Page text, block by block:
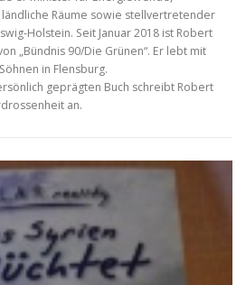
Räume sowie stellvertretender
Holstein. Seit Januar 2018 ist Robert
„Bündnis 90/Die Grünen“. Er lebt mit
in Flensburg.
geprägten Buch schreibt Robert
an.